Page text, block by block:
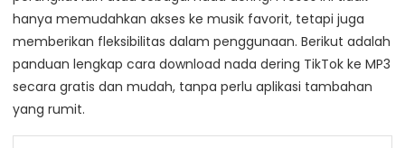
hanya memudahkan akses ke musik favorit, tetapi juga
memberikan fleksibilitas dalam penggunaan. Berikut adalah
panduan lengkap cara download nada dering TikTok ke MP3
secara gratis dan mudah, tanpa perlu aplikasi tambahan
yang rumit.